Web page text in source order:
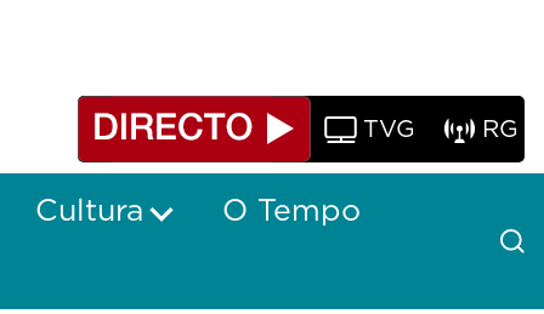
TVG RG
Cultura
O Tempo